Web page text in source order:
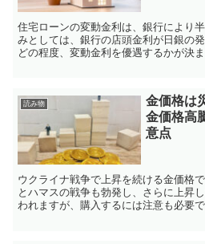
住宅ローンの変動金利は、銀行により
みとしては、銀行の店頭金利が日銀の
どの程度、変動金利を優遇するかが決
金の上昇が十分ではないので、金利の
田総裁が言うには、短期プライムレー
の春闘の結果を見てやる可能性が高い
は、岸田総理の解散総選挙後なんかも
ます。
読み物
金価格は
金価格高
意点
ウクライナ戦争で上昇を続ける金価格
とハマスの戦争も勃発し、さらに上昇
われますが、購入するには注意も必要で